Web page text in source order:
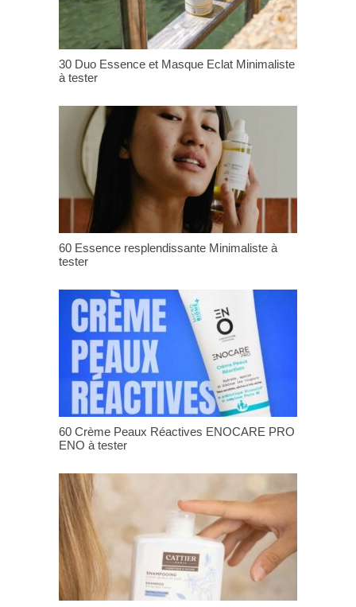
30 Duo Essence et Masque Eclat Minimaliste
à tester
60 Essence resplendissante Minimaliste à
tester
60 Crème Peaux Réactives ENOCARE PRO
ENO à tester